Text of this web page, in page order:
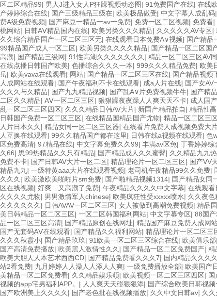
区二区精品99| 男人J进入女人P狂躁视频动态图| 91免费国产在线| 在线
产婷婷综合在线| 国产三级精品三级在| 欧美极品做受| 中文字幕人成乱码
费A级免费视频| 国产麻豆一精品一av一免费| 免费一区二区视频| 免费看|
桃网站| 日韩AⅤ精品国内在线| 欧美另类久久久精品| 久久久久久AV专区|
久久综合精品国产一区二区三区无| 在线观看日本免费A∨视频| 国产精品
99精品国产成人一区二区| 欧美另类久久久久精品| 国产精品一区二区国
高潮| 国产精品三级网| 91性高湖久久久久久久久 | 精品一区二区三区AV
在线点播日韩国产欧美| 色播综合久久久一本| 999久久久精品免费| 欧美
岳| 欧美vava在线观看| 网站| 国产精品一区二区三区在线| 国产精品视频
人成网站在线观看| 国产午夜福利不卡在线观看| 成a人片在线| 国产女AV
久久久与久精品| 国产九九精品视频| 国产乱A∨片免费视频牛牛| 国产精
二区久久精品| AⅤ一区二区三区| 狠狠躁夜夜躁人人爽天天不卡| 成人国
乱一区二区三区四区| 久久久精品日韩AV大片| 新国产精品拍自| 精品性
日韩国产免费一区二区三区| 在线精品国精品国产尤物| 精品一区二区三
人片日本久久 | 精品女同一区二区三区器| 在线看片免费人成视频免费大
人互换在线观看| 99久久精品国产都在这里| 日韩在线a视频在线观看| 色
区免费高清| 97精品在线| 中文字幕免费久久99| 丰满av区免| 丁香婷婷综
久66| 思99热精品久久只有精品| 国产精品成人久久蜜臀| 久久精品九九
免费不卡| 国产日韩AV大片一区二区| 精品理论片一区二区三区| 国产VV
精品九九| 一级特黄aaa大片在线观看视频| 老司机午夜精品99久久免费|
久久久 | 欧美激欧美啪啪片sm免费| 国产啪精品视频1314| 国产精品女同
区在线视频| 好爽…又高潮了免费| 午夜精品久久久久中文字幕| 在线观
久久久久尤物| 男男激情军人chinese| 欧美疯狂性受xxxxx喷水| 久久夜
久久久久久久 | 日韩AVAV一区二区三区| 女人被做到高潮免费视频| 精品
美日韩精品一区二区三区| 一区二区韩国福利网站| 中文字幕专区| 88国
品一区二区三区高清| 国产精品原创在线网址| 精品国产麻豆免费人成网
国产无套码AⅤ在线观看| 国产精品久久福利网站| 精品理论片一区二区三
久久久秋霞小| 国产精品玖玖| 91欧美一区二区三区综合在线| 欧美俱乐部
国产高清免费播放| 欧美黑人激情性久久 | 国产精品一区二区免费国产| 精
欧美大胆人人本艺术西西CD| 国产精品免费看久久久7| 国内精品久久久
站2看免费| 九月婷婷人人澡人人添人人爽| 一级免费播放全部| 欧美国产
美精品一区二区免费看| 久久精品娱乐领| 欧美视频一区二区三区四区|
视频的app宅男福利APP。 | 人人爽天天碰狠狠添| 国产综合欧美日韩视
国产欧洲美上久久久久 | 国产老色批在线视频播放| 久久中文日韩av| 久